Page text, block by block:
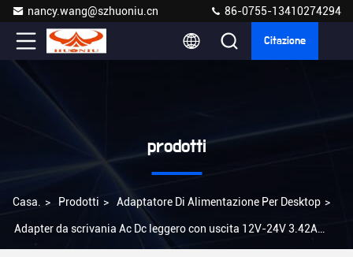
nancy.wang@szhuoniu.cn 86-0755-13410274294
Citazione
prodotti
Casa. > Prodotti > Adaptatore Di Alimentazione Per Desktop >
Adapter da scrivania Ac Dc leggero con uscita 12V-24V 3.42A